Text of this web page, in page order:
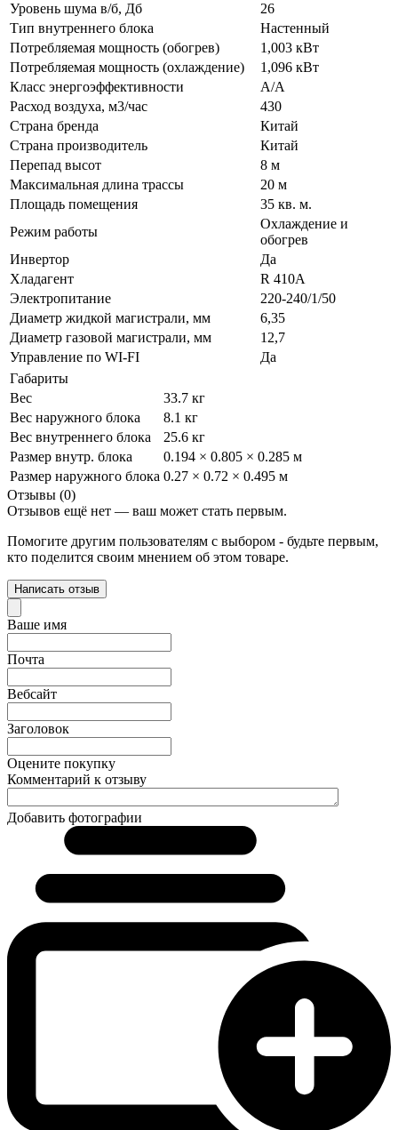
Уровень шума в/б, Дб
26
Тип внутреннего блока
Настенный
Потребляемая мощность (обогрев)
1,003 кВт
Потребляемая мощность (охлаждение)
1,096 кВт
Класс энергоэффективности
A/A
Расход воздуха, м3/час
430
Страна бренда
Китай
Страна производитель
Китай
Перепад высот
8 м
Максимальная длина трассы
20 м
Площадь помещения
35 кв. м.
Режим работы
Охлаждение и
обогрев
Инвертор
Да
Хладагент
R 410A
Электропитание
220-240/1/50
Диаметр жидкой магистрали, мм
6,35
Диаметр газовой магистрали, мм
12,7
Управление по WI-FI
Да
Габариты
Вес
33.7 кг
Вес наружного блока
8.1 кг
Вес внутреннего блока
25.6 кг
Размер внутр. блока
0.194 × 0.805 × 0.285 м
Размер наружного блока 0.27 × 0.72 × 0.495 м
Отзывы (0)
Отзывов ещё нет — ваш может стать первым.
Помогите другим пользователям с выбором - будьте первым,
кто поделится своим мнением об этом товаре.
Написать отзыв
Ваше имя
Почта
Вебсайт
Заголовок
Оцените покупку
Комментарий к отзыву
Добавить фотографии